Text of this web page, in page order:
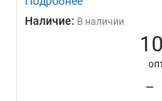
Наличие: В наличии
–